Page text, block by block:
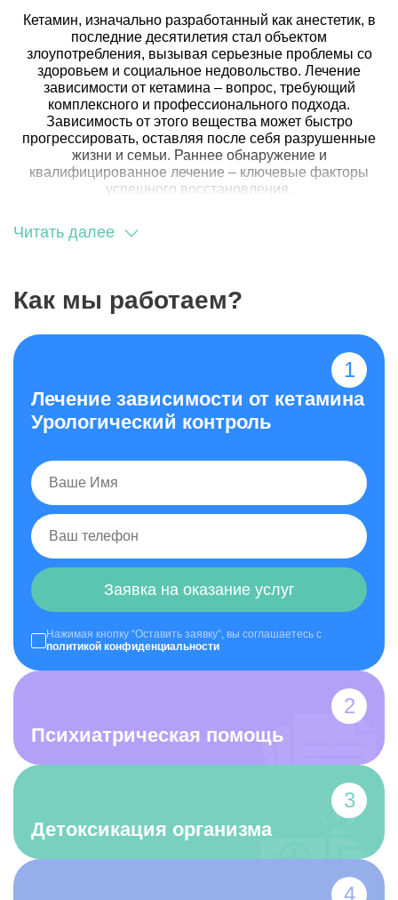
Кетамин, изначально разработанный как анестетик, в
последние десятилетия стал объектом
злоупотребления, вызывая серьезные проблемы со
здоровьем и социальное недовольство. Лечение
зависимости от кетамина – вопрос, требующий
комплексного и профессионального подхода.
Зависимость от этого вещества может быстро
прогрессировать, оставляя после себя разрушенные
жизни и семьи. Раннее обнаружение и
квалифицированное лечение – ключевые факторы
успешного восстановления.
Читать далее
Как мы работаем?
Лечение зависимости от кетамина
Урологический контроль
Заявка на оказание услуг
Нажимая кнопку “Оставить заявку”, вы соглашаетесь с
политикой конфиденциальности
Психиатрическая помощь
Детоксикация организма